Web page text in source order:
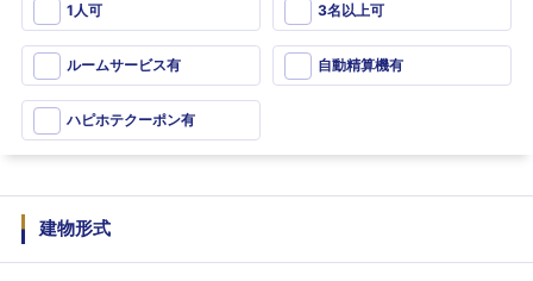
1人可 3名以上可
ルームサービス有 自動精算機有
ハピホテクーポン有
建物形式